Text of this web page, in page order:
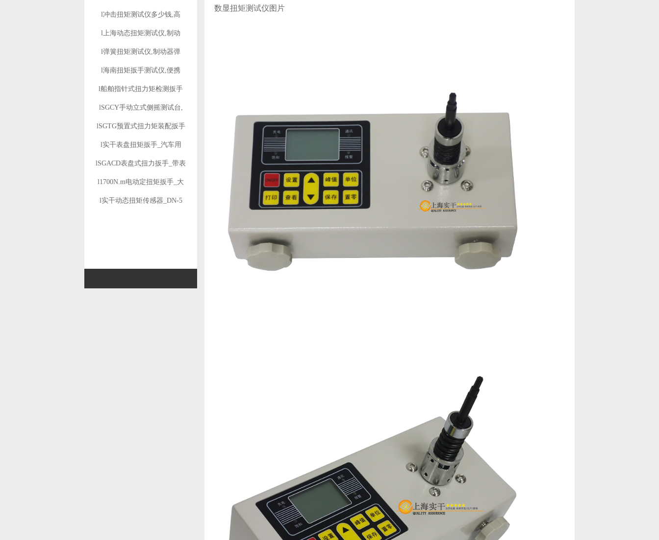
l冲击扭矩测试仪多少钱,高
l上海动态扭矩测试仪,制动
l弹簧扭矩测试仪,制动器弹
l海南扭矩扳手测试仪,便携
l船舶指针式扭力矩检测扳手
lSGCY手动立式侧摇测试台,
lSGTG预置式扭力矩装配扳手
l实干表盘扭矩扳手_汽车用
lSGACD表盘式扭力扳手_带表
l1700N.m电动定扭矩扳手_大
l实干动态扭矩传感器_DN-5
数显扭矩测试仪图片